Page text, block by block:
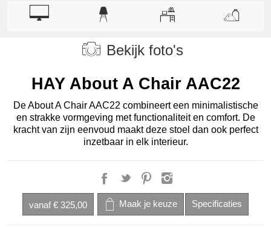
Bekijk foto's
HAY About A Chair AAC22
De About A Chair AAC22 combineert een minimalistische
en strakke vormgeving met functionaliteit en comfort. De
kracht van zijn eenvoud maakt deze stoel dan ook perfect
inzetbaar in elk interieur.
vanaf € 325,00